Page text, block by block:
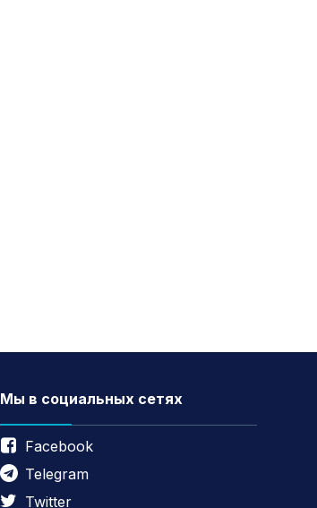
Мы в социальных сетях
Facebook
Telegram
Twitter